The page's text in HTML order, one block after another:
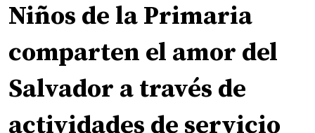
Niños de la Primaria
comparten el amor del
Salvador a través de
actividades de servicio